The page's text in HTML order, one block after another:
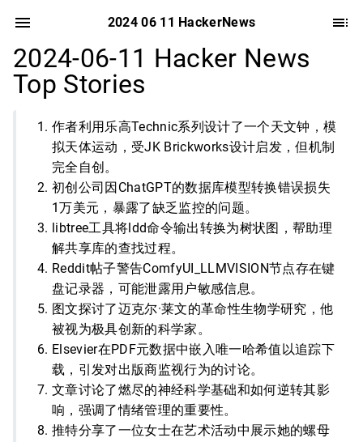
2024 06 11 HackerNews
2024-06-11 Hacker News
Top Stories
作者利用乐高Technic系列设计了一个天文钟，模
拟天体运动，受JK Brickworks设计启发，但机制
完全自创。
初创公司因ChatGPT的数据库模型转换错误损失
1万美元，暴露了缺乏监控的问题。
libtree工具将ldd命令输出转换为树状图，帮助理
解共享库的查找过程。
Reddit帖子警告ComfyUI_LLMVISION节点存在键
盘记录器，可能泄露用户敏感信息。
图文探讨了迈克尔·莱文的革命性生物学研究，他
被视为极具创新的科学家。
Elsevier在PDF元数据中嵌入唯一哈希值以追踪下
载，引发对出版商监视行为的讨论。
文章讨论了燃尽的神经科学基础和如何逆转其影
响，强调了情绪管理的重要性。
推特分享了一位女士在艺术活动中展示她的螺母